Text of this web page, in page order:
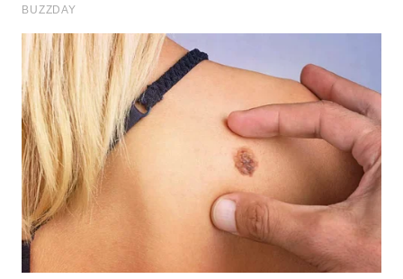
WN
UTARA
WN
SAMOSIR
WN
PADANG
LAWAS